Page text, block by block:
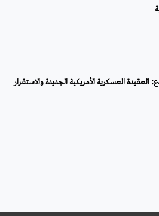
العقيدة العسكرية الأمريكية الجديدة والاستقرار